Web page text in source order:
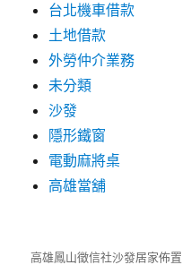
台北機車借款
土地借款
外勞仲介業務
未分類
沙發
隱形鐵窗
電動麻將桌
高雄當舖
高雄鳳山徵信社沙發居家佈置